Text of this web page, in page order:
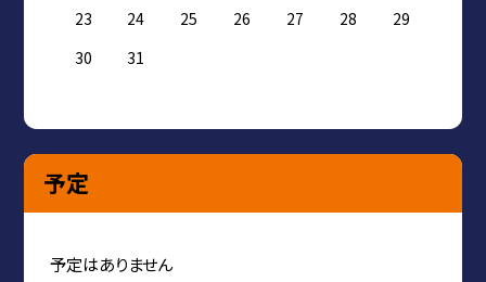
23
24 25 26 27 28
29
30
31
予定
予定はありません